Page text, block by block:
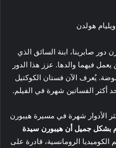
هولدن
دور صابرينا، ابنة السائق الذي
يعمل فيهما والدها. عزز هذا الدور
يُعرف الآن فستان الكوكتيل
أكثر الفساتين شهرة في الفيلم.
الأدوار شهرة في مسيرة هيبورن
بشكل جميل أن هيبورن سيدة
الكوميديا ​​الرومانسية، قادرة على